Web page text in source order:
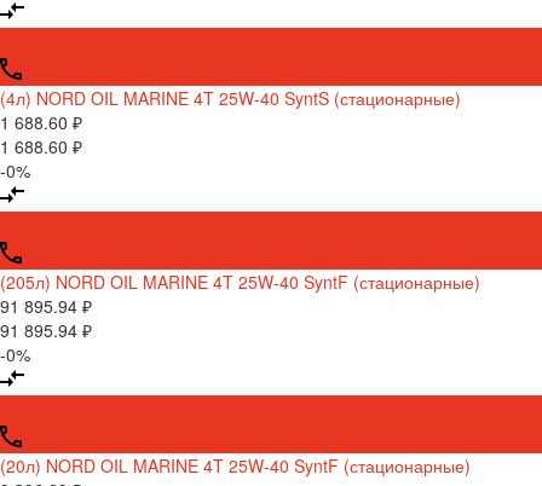
(4л) NORD OIL MARINE 4T 25W-40 SyntS (стационарные)
1 688.60 ₽
1 688.60 ₽
-0%
(205л) NORD OIL MARINE 4T 25W-40 SyntF (стационарные)
91 895.94 ₽
91 895.94 ₽
-0%
(20л) NORD OIL MARINE 4T 25W-40 SyntF (стационарные)